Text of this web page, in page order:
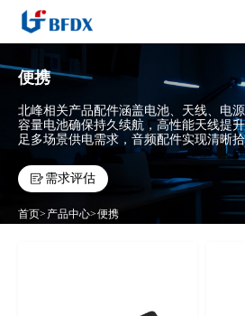
便携
北峰相关产品配件涵盖电池、天线、电
容量电池确保持久续航，高性能天线提
足多场景供电需求，音频配件实现清晰
强户外作业灵活性与防护能力。以可靠
业通信设备提供全方位保障，助力用户
需求评估
首页 产品中心 便携